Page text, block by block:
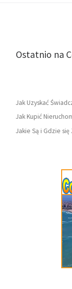
Ostatnio na
Jak Uzyskać
Jak Kupić
Jakie Są i Gdzie